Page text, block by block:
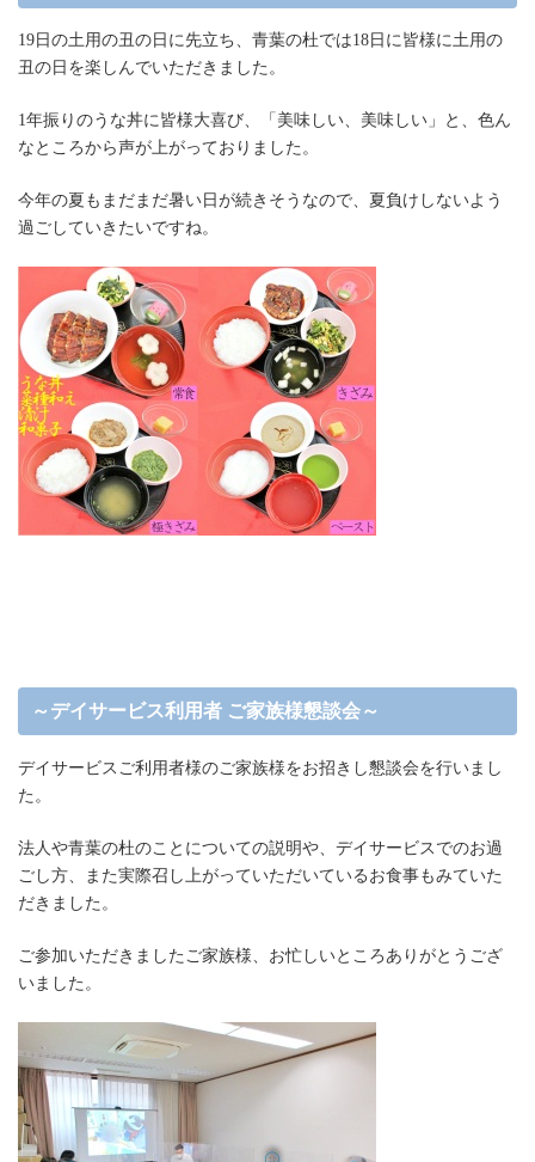
19日の土用の丑の日に先立ち、青葉の杜では18日に皆様に土用の
丑の日を楽しんでいただきました。
1年振りのうな丼に皆様大喜び、「美味しい、美味しい」と、色ん
なところから声が上がっておりました。
今年の夏もまだまだ暑い日が続きそうなので、夏負けしないよう
過ごしていきたいですね。
～デイサービス利用者 ご家族様懇談会～
デイサービスご利用者様のご家族様をお招きし懇談会を行いまし
た。
法人や青葉の杜のことについての説明や、デイサービスでのお過
ごし方、また実際召し上がっていただいているお食事もみていた
だきました。
ご参加いただきましたご家族様、お忙しいところありがとうござ
いました。